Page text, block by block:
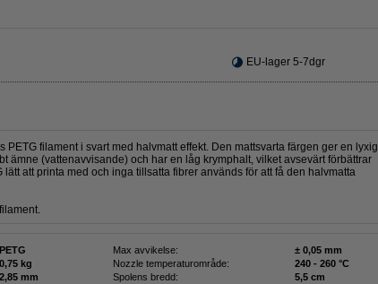
EU-lager 5-7dgr
PETG filament i svart med halvmatt effekt. Den mattsvarta färgen ger en lyxig
ämne (vattenavvisande) och har en låg krymphalt, vilket avsevärt förbättrar
att printa med och inga tillsatta fibrer används för att få den halvmatta
PETG Max avvikelse:
± 0,05 mm
0,75 kg Nozzle temperaturområde:
240 - 260 °C
2,85 mm Spolens bredd:
5,5 cm